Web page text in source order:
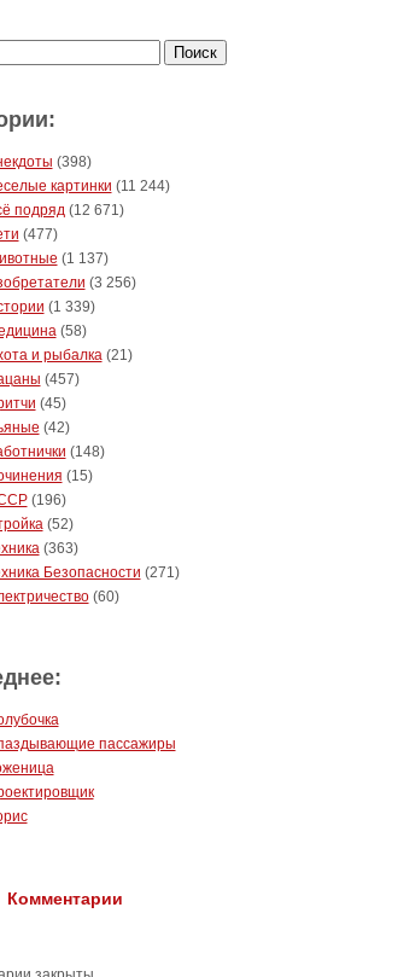
(398)
картинки (11 244)
подряд(12 671)
(477)
(1 137)
(3 256)
(1 339)
(58)
и рыбалка(21)
(457)
(45)
(42)
(148)
(15)
(196)
(52)
(363)
Безопасности (271)
(60)
пассажиры
Комментарии